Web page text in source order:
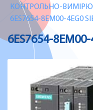
КОНТРОЛЬНО-
6ES7654-8EM00-4EG0
6ES7654-8EM00-